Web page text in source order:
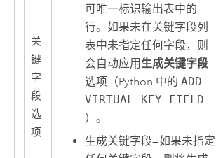
关
键
字
段
选
项
可唯一标识输出表中的
行。如果未在关键字段列
表中未指定任何字段，则
会自动应用 生成关键字段
选项（Python 中的ADD
VIRTUAL_KEY_FIELD
）。
生成关键字段—如果未指定